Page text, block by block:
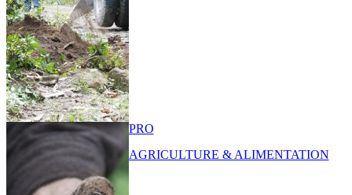
PRO
AGRICULTURE & ALIMENTATION